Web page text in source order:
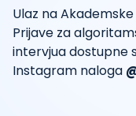
Ulaz na
Prijave za
intervjua dostupne
Instagram naloga